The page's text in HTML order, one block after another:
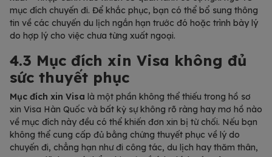
mục đích chuyến đi. Để khắc phục, bạn có thể bổ sung thông
tin về các chuyến du lịch ngắn hạn trước đó hoặc trình bày lý
do hợp lý cho việc chưa từng xuất ngoại.
4.3 Mục đích xin Visa không đủ
sức thuyết phục
Mục đích xin Visa là một phần không thể thiếu trong hồ sơ
xin Visa Hàn Quốc và bất kỳ sự không rõ ràng hay mơ hồ nào
về mục đích này đều có thể khiến đơn xin bị từ chối. Nếu bạn
không thể cung cấp đủ bằng chứng thuyết phục về lý do
chuyến đi, chẳng hạn như đi công tác, du lịch hay thăm thân,